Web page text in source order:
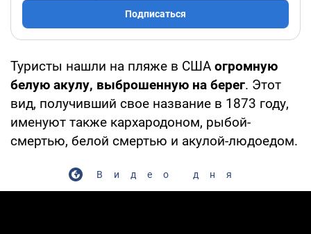
Подписаться
Туристы нашли на пляже в США огромную
белую акулу, выброшенную на берег. Этот
вид, получивший свое название в 1873 году,
именуют также кархародоном, рыбой-
смертью, белой смертью и акулой-людоедом.
Видео дня